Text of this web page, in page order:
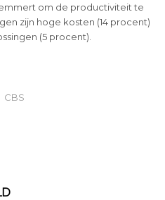
om de productiviteit te
zijn hoge kosten (14 procent)
(5 procent).
CBS